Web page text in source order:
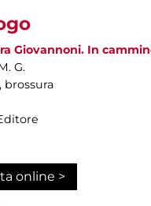
Giovannoni. In
G.
brossura
online >